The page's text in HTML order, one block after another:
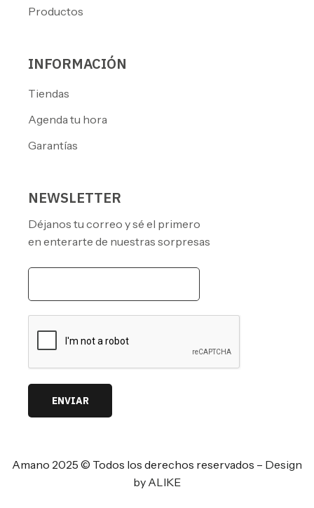
Productos
INFORMACIÓN
Tiendas
Agenda tu hora
Garantías
NEWSLETTER
Déjanos tu correo y sé el primero
en enterarte de nuestras sorpresas
ENVIAR
Amano 2025 © Todos los derechos reservados – Design
by ALIKE